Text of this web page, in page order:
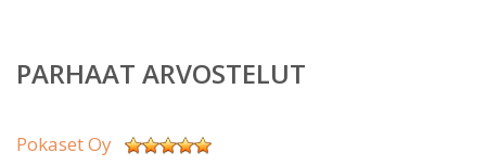
PARHAAT ARVOSTELUT
Pokaset Oy